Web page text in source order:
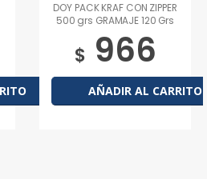
DOY PACK KRAF CON ZIPPER
500 grs GRAMAJE 120 Grs
966
AÑADIR AL CARRITO